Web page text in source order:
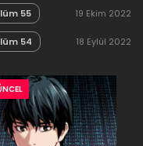
55 19 Ekim 2022
54 18 Eylül 2022